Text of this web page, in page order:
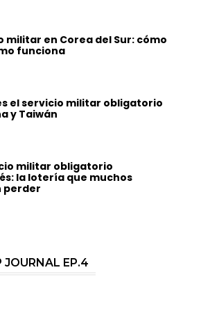
militar en Corea del Sur: cómo
funciona
el servicio militar obligatorio
y Taiwán
militar obligatorio
la lotería que muchos
perder
JOURNAL EP.4